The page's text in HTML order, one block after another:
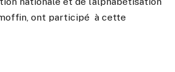
ont participé à cette